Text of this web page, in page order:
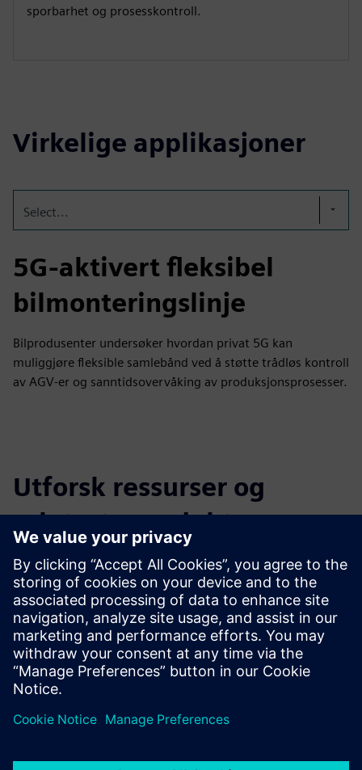
sporbarhet og prosesskontroll.
Virkelige applikasjoner
Select...
5G-aktivert fleksibel
bilmonteringslinje
Bilprodusenter undersøker hvordan privat 5G kan
muliggjøre fleksible samlebånd ved å støtte trådløs kontroll
av AGV-er og sanntidsovervåking av produksjonsprosesser.
Utforsk ressurser og
relaterte produkter
Tilleggsinformasjon og ressurser
Telefónica Tech | Hjemmeside
5G-tilkobling
Telefónica Industri